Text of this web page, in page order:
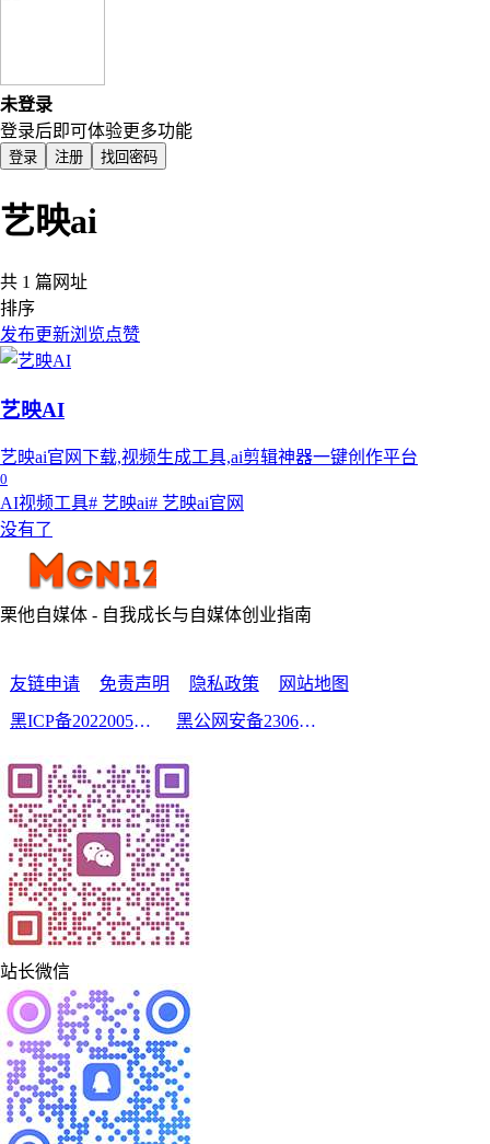
未登录
登录后即可体验更多功能
登录 注册 找回密码
艺映ai
共 1 篇网址
排序
发布更新浏览点赞
艺映AI
艺映ai官网下载,视频生成工具,ai剪辑神器一键创作平台
0
AI视频工具# 艺映ai# 艺映ai官网
没有了
栗他自媒体 - 自我成长与自媒体创业指南
友链申请 免责声明 隐私政策
网站地图
黑ICP备2022005210号-2
黑公网安备23060302000213号
站长微信